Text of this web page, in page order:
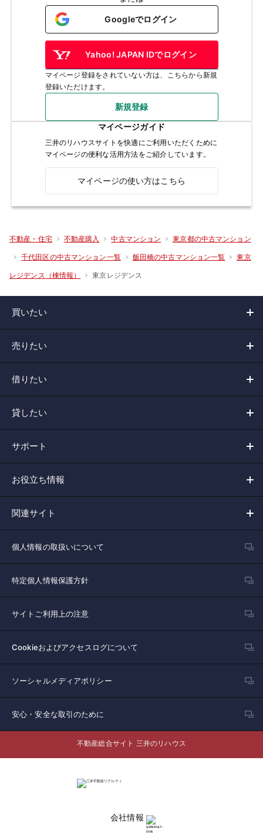
Googleでログイン
Yahoo! JAPAN IDでログイン
マイページ登録をされていない方は、こちらから新規
登録いただけます。
新規登録
マイページガイド
三井のリハウスサイトを快適にご利用いただくために
マイページの便利な活用方法をご紹介しています。
マイページの使い方はこちら
不動産・住宅 不動産購入 中古マンション 東京都の中古マンション
千代田区の中古マンション一覧 飯田橋の中古マンション一覧 東京
レジデンス（棟情報） 東京レジデンス
買いたい
売りたい
借りたい
貸したい
サポート
お役立ち情報
関連サイト
個人情報の取扱いについて
特定個人情報保護方針
サイトご利用上の注意
Cookieおよびアクセスログについて
ソーシャルメディアポリシー
安心・安全な取引のために
不動産総合サイト 三井のリハウス
会社情報